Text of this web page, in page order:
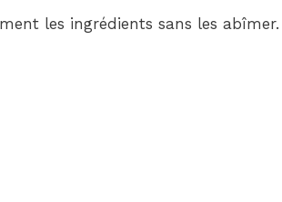
les ingrédients sans les abîmer.